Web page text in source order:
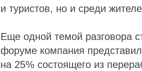
и туристов, но и среди
Еще одной темой разговора
форуме компания
на 25% состоящего из